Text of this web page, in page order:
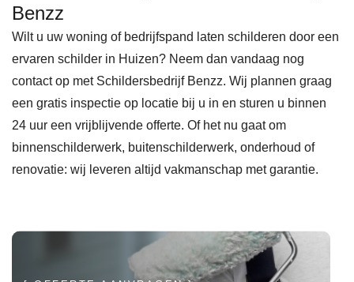
ik
zeke
r aan
als
je
geda
an
wil
Benzz
Wilt u uw woning of bedrijfspand laten schilderen door een
ervaren schilder in Huizen? Neem dan vandaag nog
contact op met Schildersbedrijf Benzz. Wij plannen graag
een gratis inspectie op locatie bij u in en sturen u binnen
24 uur een vrijblijvende offerte. Of het nu gaat om
binnenschilderwerk, buitenschilderwerk, onderhoud of
renovatie: wij leveren altijd vakmanschap met garantie.